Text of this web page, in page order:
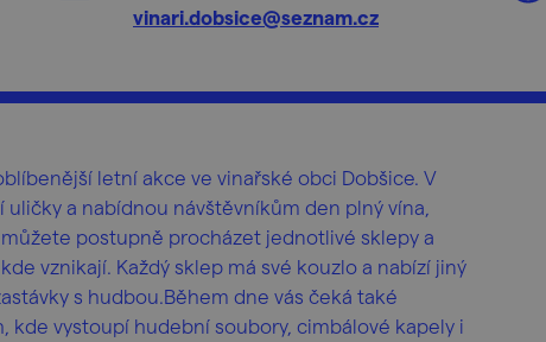
vinari.dobsice@seznam.cz
letní akce ve vinařské obci Dobšice. V
a nabídnou návštěvníkům den plný vína,
postupně procházet jednotlivé sklepy a
vznikají. Každý sklep má své kouzlo a nabízí jiný
s hudbou.Během dne vás čeká také
kde vystoupí hudební soubory, cimbálové kapely i